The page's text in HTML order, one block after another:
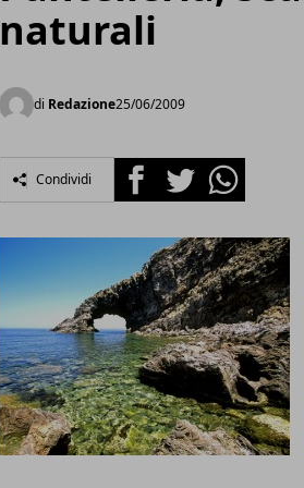
naturali
di Redazione25/06/2009
Condividi FacebookTwitterWhatsapp